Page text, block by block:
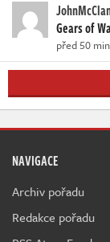
Gears of
před 50
NAVIGACE
Archiv pořadu
Redakce pořadu